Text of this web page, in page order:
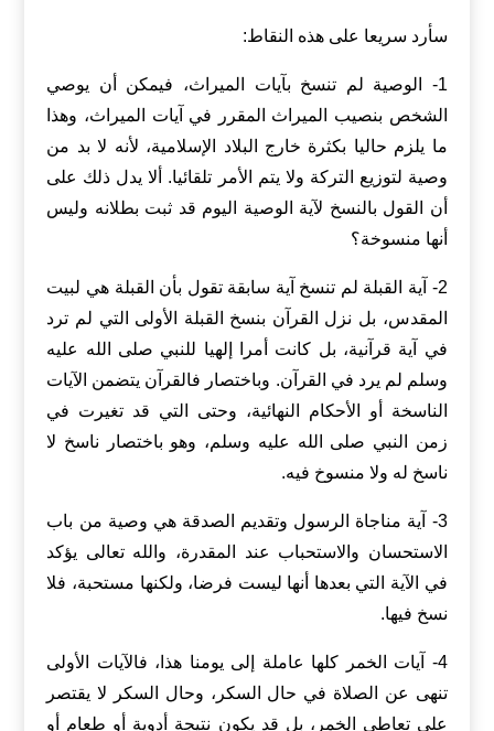
سأرد سريعا على هذه النقاط:
1- الوصية لم تنسخ بآيات الميراث، فيمكن أن يوصي
الشخص بنصيب الميراث المقرر في آيات الميراث، وهذا
ما يلزم حاليا بكثرة خارج البلاد الإسلامية، لأنه لا بد من
وصية لتوزيع التركة ولا يتم الأمر تلقائيا. ألا يدل ذلك على
أن القول بالنسخ لآية الوصية اليوم قد ثبت بطلانه وليس
أنها منسوخة؟
2- آية القبلة لم تنسخ آية سابقة تقول بأن القبلة هي لبيت
المقدس، بل نزل القرآن بنسخ القبلة الأولى التي لم ترد
في آية قرآنية، بل كانت أمرا إلهيا للنبي صلى الله عليه
وسلم لم يرد في القرآن. وباختصار فالقرآن يتضمن الآيات
الناسخة أو الأحكام النهائية، وحتى التي قد تغيرت في
زمن النبي صلى الله عليه وسلم، وهو باختصار ناسخ لا
ناسخ له ولا منسوخ فيه.
3- آية مناجاة الرسول وتقديم الصدقة هي وصية من باب
الاستحسان والاستحباب عند المقدرة، والله تعالى يؤكد
في الآية التي بعدها أنها ليست فرضا، ولكنها مستحبة، فلا
نسخ فيها.
4- آيات الخمر كلها عاملة إلى يومنا هذا، فالآيات الأولى
تنهى عن الصلاة في حال السكر، وحال السكر لا يقتصر
على تعاطي الخمر، بل قد يكون نتيجة أدوية أو طعام أو